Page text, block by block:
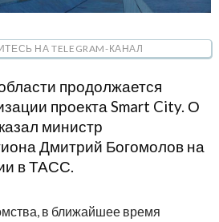
НА TELEGRAM-КАНАЛ
продолжается
проекта Smart City. О
министр
Дмитрий Богомолов на
в ТАСС.
в ближайшее время